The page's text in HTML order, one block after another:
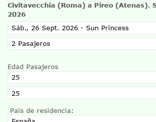
Civitavecchia (Roma) a Pireo (Atenas).
2026
Edad Pasajeros
Pais de residencia: